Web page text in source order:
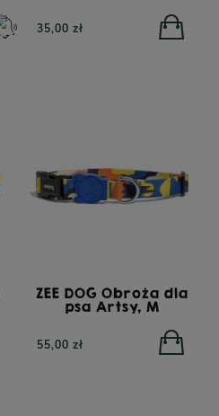
35,00 zł
ZEE DOG Obroża dla
psa Artsy, M
55,00 zł